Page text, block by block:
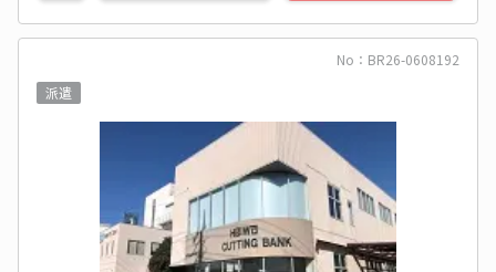
No：BR26-0608192
派遣